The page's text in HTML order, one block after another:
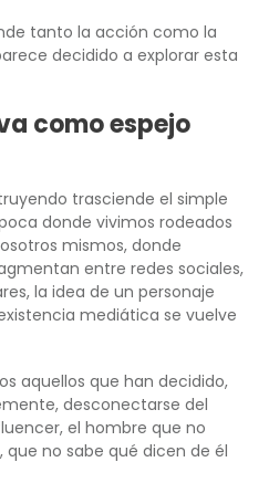
tanto la acción como la
decidido a explorar esta
como espejo
trasciende el simple
donde vivimos rodeados
mismos, donde
entre redes sociales,
la idea de un personaje
mediática se vuelve
aquellos que han decidido,
desconectarse del
el hombre que no
no sabe qué dicen de él